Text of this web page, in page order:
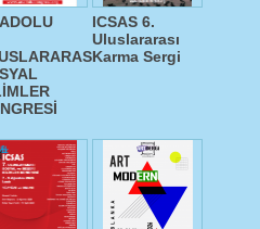
ICSAS 6.
Uluslararası
Karma Sergi